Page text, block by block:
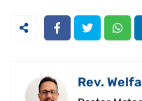
Rev.